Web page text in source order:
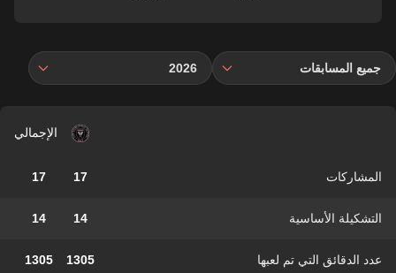
جميع المسابقات 2026
الإجمالي
المشاركات 17
17
التشكيلة الأساسية 14
14
عدد الدقائق التي تم لعبها 1305
1305